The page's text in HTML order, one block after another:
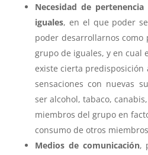
Necesidad de
iguales, en el que poder
poder desarrollarnos
grupo de iguales, y en cual
existe cierta predisposición
sensaciones con nuevas
ser alcohol, tabaco,
miembros del grupo en
consumo de otros
Medios de comunicación,